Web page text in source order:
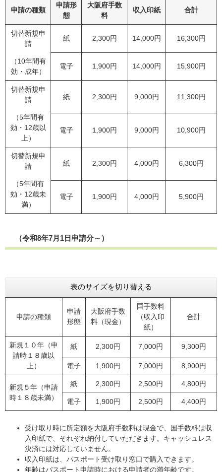
申請の種類
申請形
態
大阪府手数
料
収入印紙 合計
切替新規申
請
（10年間有
効・成年）
紙 2,300円 14,000円 16,300円
電子 1,900円 14,000円 15,900円
切替新規申
請
（5年間有
効・12歳以
上）
紙 2,300円 9,000円 11,300円
電子 1,900円 9,000円 10,900円
切替新規申
請
（5年間有
効・12歳未
満）
紙 2,300円 4,000円 6,300円
電子 1,900円 4,000円 5,900円
（令和8年7月1日申請分～）
表のサイズを切り替える
申請の種類
申請
形態
大阪府手数
料（現金）
国手数料
（収入印
紙）
合計
新規１０年（申
請時１８歳以
上）
紙 2,300円 7,000円 9,300円
電子 1,900円 7,000円 8,900円
新規５年（申請
時１８歳未満）
紙 2,300円 2,500円 4,800円
電子 1,900円 2,500円 4,400円
受け取り時に所定額を大阪府手数料は現金で、国手数料は収
入印紙で、それぞれ納付していただきます。キャッシュレス
決済には対応していません。
収入印紙は、パスポート受け取り窓口で購入できます。
年齢はパスポート申請時における申請者の満年齢です。